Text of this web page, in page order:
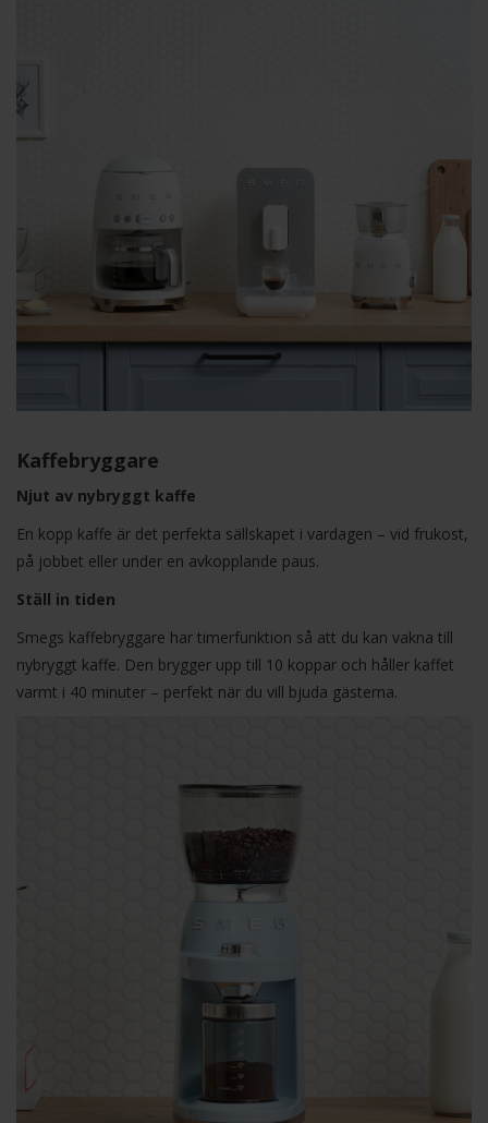
Kaffebryggare
Njut av nybryggt kaffe
En kopp kaffe är det perfekta sällskapet i vardagen – vid frukost,
på jobbet eller under en avkopplande paus.
Ställ in tiden
Smegs kaffebryggare har timerfunktion så att du kan vakna till
nybryggt kaffe. Den brygger upp till 10 koppar och håller kaffet
varmt i 40 minuter – perfekt när du vill bjuda gästerna.